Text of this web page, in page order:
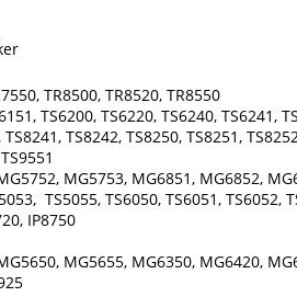
TR8500, TR8520, TR8550
TS6200, TS6220, TS6240, TS6241,
TS8242, TS8250, TS8251,
MG5753, MG6851, MG6852,
TS5055, TS6050, TS6051, TS6052,
IP8750
MG5655, MG6350, MG6420,